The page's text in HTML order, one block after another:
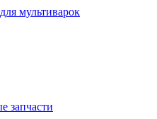
мультиварок
запчасти